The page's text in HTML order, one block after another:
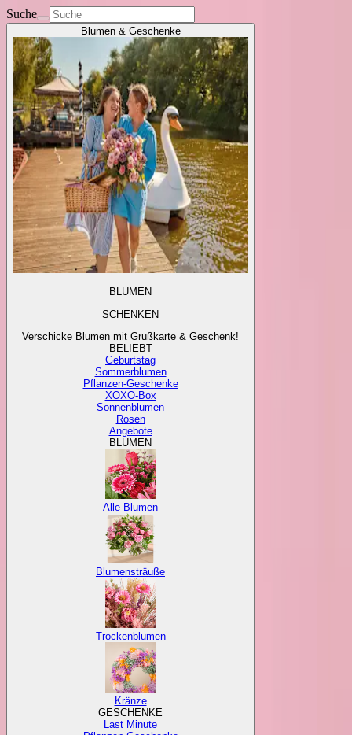
Suche
Blumen & Geschenke
BLUMEN
SCHENKEN
Verschicke Blumen mit Grußkarte & Geschenk!
BELIEBT
Geburtstag
Sommerblumen
Pflanzen-Geschenke
XOXO-Box
Sonnenblumen
Rosen
Angebote
BLUMEN
Alle Blumen
Blumensträuße
Trockenblumen
Kränze
GESCHENKE
Last Minute